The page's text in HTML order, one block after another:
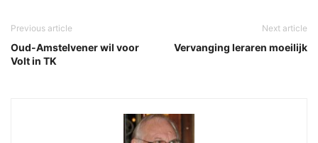
Previous article
Oud-Amstelvener wil voor
Volt in TK
Next article
Vervanging leraren moeilijk